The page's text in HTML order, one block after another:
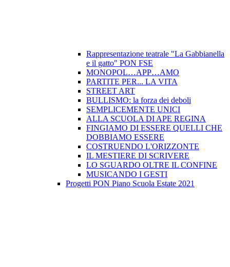
Rappresentazione teatrale "La Gabbianella
e il gatto" PON FSE
MONOPOL…APP…AMO
PARTITE PER... LA VITA
STREET ART
BULLISMO: la forza dei deboli
SEMPLICEMENTE UNICI
ALLA SCUOLA DI APE REGINA
FINGIAMO DI ESSERE QUELLI CHE
DOBBIAMO ESSERE
COSTRUENDO L'ORIZZONTE
IL MESTIERE DI SCRIVERE
LO SGUARDO OLTRE IL CONFINE
MUSICANDO I GESTI
Progetti PON Piano Scuola Estate 2021